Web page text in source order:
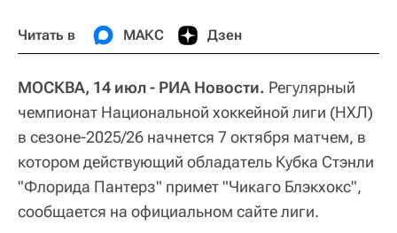
Читать в МАКС Дзен
МОСКВА, 14 июл - РИА Новости. Регулярный
чемпионат Национальной хоккейной лиги (НХЛ)
в сезоне-2025/26 начнется 7 октября матчем, в
котором действующий обладатель Кубка Стэнли
"Флорида Пантерз" примет "Чикаго Блэкхокс",
сообщается на официальном сайте лиги.